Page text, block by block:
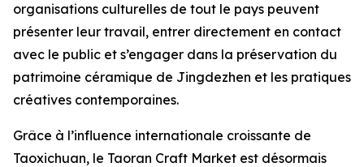
organisations culturelles de tout le pays peuvent
présenter leur travail, entrer directement en contact
avec le public et s’engager dans la préservation du
patrimoine céramique de Jingdezhen et les pratiques
créatives contemporaines.
Grâce à l’influence internationale croissante de
Taoxichuan, le Taoran Craft Market est désormais